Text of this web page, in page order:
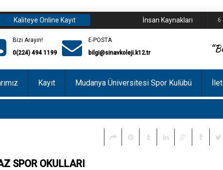
6
Kaliteye Online Kayıt İnsan Kaynakları
Bizi Arayın!
0(224) 494 1199
E-POSTA
bilgi@sinavkoleji.k12.tr
Kayıt Mudanya Üniversitesi Spor Kulübü
SPOR OKULLARI